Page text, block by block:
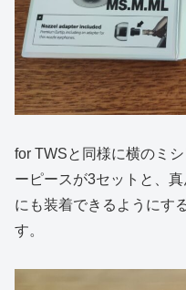
for TWSと同様に横のミ
ーピースが3セットと、
にも装着できるようにす
す。